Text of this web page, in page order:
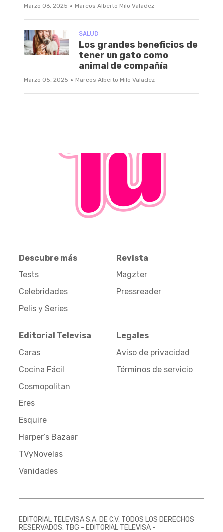
Marzo 06, 2025 · Marcos Alberto Milo Valadez
SALUD
Los grandes beneficios de
tener un gato como
animal de compañía
Marzo 05, 2025 · Marcos Alberto Milo Valadez
Descubre más
Tests
Celebridades
Pelis y Series
Revista
Magzter
Pressreader
Editorial Televisa
Caras
Cocina Fácil
Cosmopolitan
Eres
Esquire
Harper’s Bazaar
TVyNovelas
Vanidades
Legales
Aviso de privacidad
Términos de servicio
EDITORIAL TELEVISA S.A. DE C.V. TODOS LOS DERECHOS
RESERVADOS. TBG - EDITORIAL TELEVISA -